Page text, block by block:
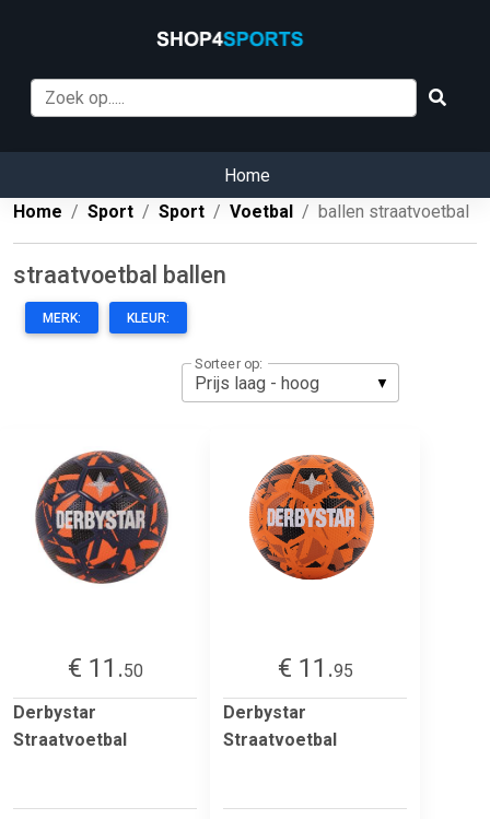
Home
Home
Sport Sport Voetbal ballen straatvoetbal
straatvoetbal ballen
MERK: KLEUR:
Sorteer op:
€ 11.50
Derbystar
Straatvoetbal
€ 11.95
Derbystar
Straatvoetbal